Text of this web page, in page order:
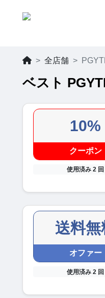
全店舗
ベスト
10%
クーポン
使用済み 2 回
送料無
オファー
使用済み 2 回